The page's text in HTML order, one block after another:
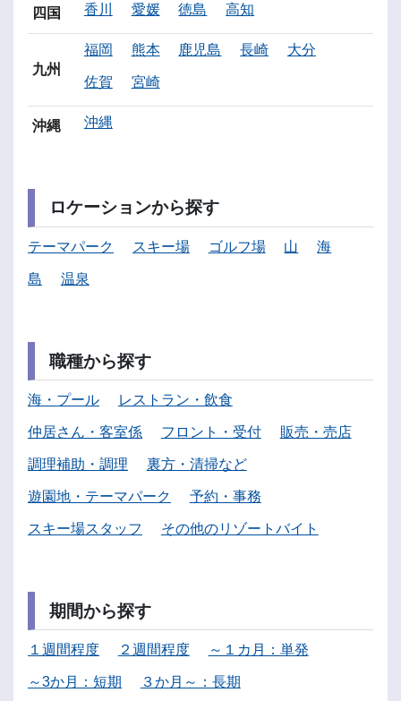
四国 香川 愛媛 徳島 高知
九州
福岡 熊本 鹿児島 長崎 大分
佐賀 宮崎
沖縄 沖縄
ロケーションから探す
テーマパーク スキー場 ゴルフ場 山 海
島 温泉
職種から探す
海・プール レストラン・飲食
仲居さん・客室係 フロント・受付 販売・売店
調理補助・調理 裏方・清掃など
遊園地・テーマパーク 予約・事務
スキー場スタッフ その他のリゾートバイト
期間から探す
１週間程度 ２週間程度 ～１カ月：単発
～3か月：短期 ３か月～：長期